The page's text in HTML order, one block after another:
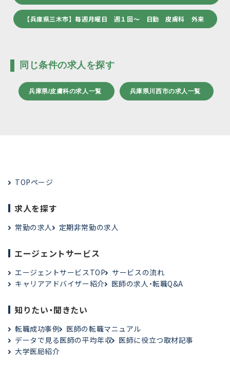
【兵庫県三木市】毎週月曜日 週１回～ 日勤 皮膚科 外来
同じ条件の求人を探す
兵庫県/皮膚科の求人一覧 兵庫県川西市の求人一覧
TOPページ
求人を探す
常勤の求人 定期非常勤の求人
エージェントサービス
エージェントサービスTOP
サービスの流れ
キャリアアドバイザー紹介
医師の求人・転職Q&A
知りたい・聞きたい
転職成功事例
医師の転職マニュアル
データで見る医師の平均年収
医師に役立つ取材記事
大学医局紹介